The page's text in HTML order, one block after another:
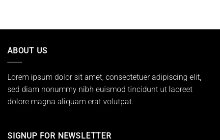
ABOUT US
Lorem ipsum dolor sit amet, consectetuer adipiscing elit,
sed diam nonummy nibh euismod tincidunt ut laoreet
dolore magna aliquam erat volutpat.
SIGNUP FOR NEWSLETTER